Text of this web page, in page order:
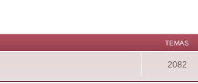
TEMAS
2082